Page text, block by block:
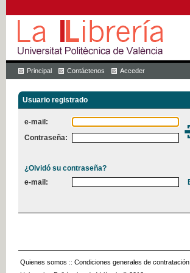
Principal Contáctenos Acceder
Usuario registrado
e-mail:
Contraseña:
¿Olvidó su contraseña?
e-mail:
Quienes somos :: Condiciones generales de contratación